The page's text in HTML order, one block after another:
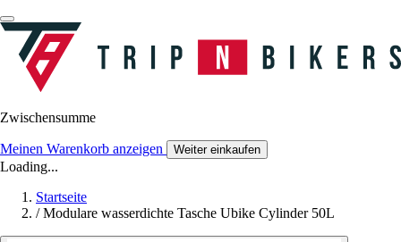
Zwischensumme
Meinen Warenkorb anzeigen Weiter einkaufen
Loading...
Startseite
/ Modulare wasserdichte Tasche Ubike Cylinder 50L